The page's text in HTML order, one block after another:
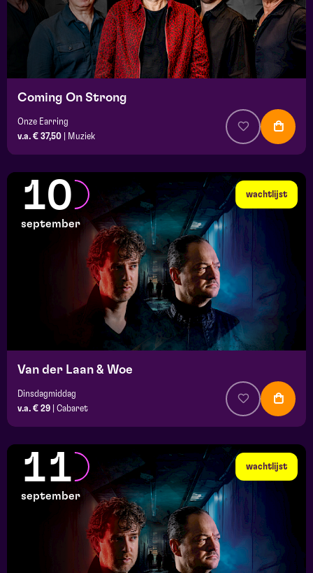
Coming On Strong
Onze Earring
v.a. € 37,50
Muziek
wachtlijst
10
september
Van der Laan & Woe
Dinsdagmiddag
v.a. € 29
Cabaret
wachtlijst
11
september